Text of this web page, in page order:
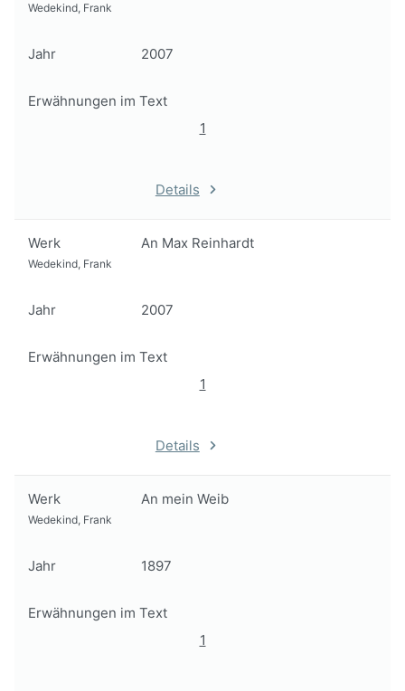
Wedekind, Frank
Jahr 2007
Erwähnungen im Text
1
Details
Werk An Max Reinhardt
Wedekind, Frank
Jahr 2007
Erwähnungen im Text
1
Details
Werk An mein Weib
Wedekind, Frank
Jahr 1897
Erwähnungen im Text
1